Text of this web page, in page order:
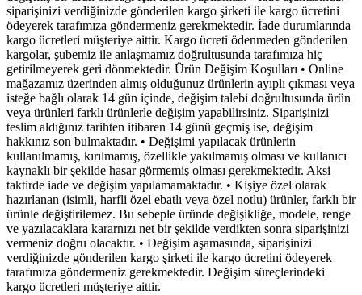
siparişinizi verdiğinizde gönderilen kargo şirketi ile kargo ücretini
ödeyerek tarafımıza göndermeniz gerekmektedir. İade durumlarında
kargo ücretleri müşteriye aittir. Kargo ücreti ödenmeden gönderilen
kargolar, şubemiz ile anlaşmamız doğrultusunda tarafımıza hiç
getirilmeyerek geri dönmektedir. Ürün Değişim Koşulları • Online
mağazamız üzerinden almış olduğunuz ürünlerin ayıplı çıkması veya
isteğe bağlı olarak 14 gün içinde, değişim talebi doğrultusunda ürün
veya ürünleri farklı ürünlerle değişim yapabilirsiniz. Siparişinizi
teslim aldığınız tarihten itibaren 14 günü geçmiş ise, değişim
hakkınız son bulmaktadır. • Değişimi yapılacak ürünlerin
kullanılmamış, kırılmamış, özellikle yakılmamış olması ve kullanıcı
kaynaklı bir şekilde hasar görmemiş olması gerekmektedir. Aksi
taktirde iade ve değişim yapılamamaktadır. • Kişiye özel olarak
hazırlanan (isimli, harfli özel ebatlı veya özel notlu) ürünler, farklı bir
ürünle değiştirilemez. Bu sebeple üründe değişikliğe, modele, renge
ve yazılacaklara kararnızı net bir şekilde verdikten sonra siparişinizi
vermeniz doğru olacaktır. • Değişim aşamasında, siparişinizi
verdiğinizde gönderilen kargo şirketi ile kargo ücretini ödeyerek
tarafımıza göndermeniz gerekmektedir. Değişim süreçlerindeki
kargo ücretleri müşteriye aittir.